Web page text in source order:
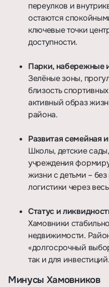
переулков и
остаются
ключевые точки
доступности.
Парки, набережные
Зелёные зоны,
близость
активный образ
района.
Развитая семейная
Школы, детские
учреждения
жизни с детьми –
логистики через
Статус и
Хамовники
недвижимости.
«долгосрочный
так и для инвестиций.
Минусы Хамовников